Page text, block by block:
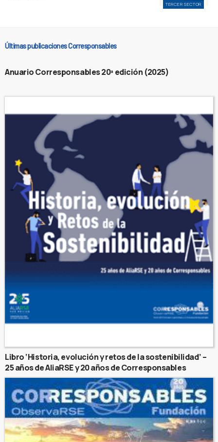
TERCER SECTOR
Últimas publicaciones Corresponsables
Anuario Corresponsables 20ª edición (2025)
Libro ‘Historia, evolución y retos de la sostenibilidad’ –
25 años de AliaRSE y 20 años de Corresponsables